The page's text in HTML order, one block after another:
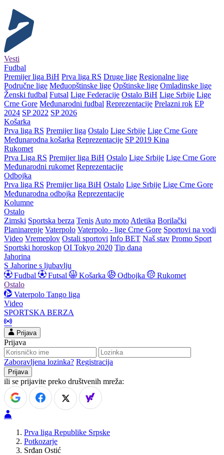
Vesti
Fudbal
Premijer liga BiH Prva liga RS Druge lige Regionalne lige
Područne lige Međuopštinske lige Opštinske lige Omladinske lige
Ženski fudbal Futsal Lige Federacije Ostalo BiH Lige Srbije Lige
Crne Gore Međunarodni fudbal Reprezentacije Prelazni rok EP
2024 SP 2022 SP 2026
Košarka
Prva liga RS Premijer liga Ostalo Lige Srbije Lige Crne Gore
Međunarodna košarka Reprezentacije SP 2019 Kina
Rukomet
Prva Liga RS Premijer liga BiH Ostalo Lige Srbije Lige Crne Gore
Međunarodni rukomet Reprezentacije
Odbojka
Prva liga RS Premijer liga BiH Ostalo Lige Srbije Lige Crne Gore
Međunarodna odbojka Reprezentacije
Kolumne
Ostalo
Zimski Sportska berza Tenis Auto moto Atletika Borilački
Planinarenje Vaterpolo Vaterpolo - lige Crne Gore Sportovi na vodi
Video Vremeplov Ostali sportovi Info BET Naš stav Promo Sport
Sportski horoskop OI Tokyo 2020 Tip dana
Jahorina
S Jahorine s ljubavlju
Fudbal
Futsal Košarka Odbojka
Rukomet
Ostalo
Vaterpolo Tango liga
Video
SPORTSKA BERZA
Prijava
Prijava
Zaboravljena lozinka? Registracija
ili se prijavite preko društvenih mreža:
Prva liga Republike Srpske
Potkozarje
Srđan Ostić